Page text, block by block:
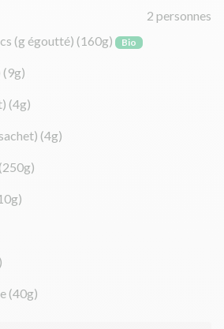
2 personnes
(g égoutté) (160g) Bio
(9g)
(4g)
(4g)
(250g)
(40g)